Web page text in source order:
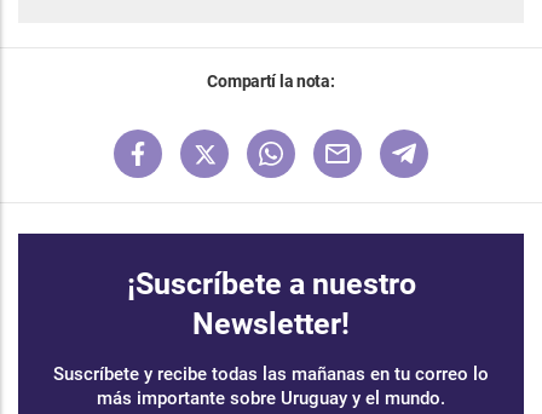
Compartí la nota:
¡Suscríbete a nuestro
Newsletter!
Suscríbete y recibe todas las mañanas en tu correo lo
más importante sobre Uruguay y el mundo.